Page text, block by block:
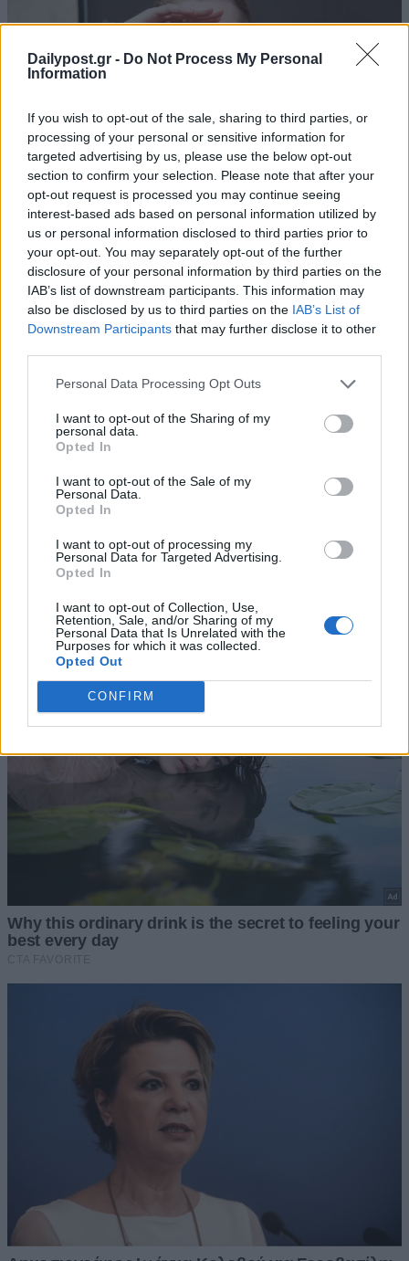
Dailypost.gr - Do Not Process My Personal
Information
If you wish to opt-out of the sale, sharing to third parties, or
processing of your personal or sensitive information for
targeted advertising by us, please use the below opt-out
section to confirm your selection. Please note that after your
opt-out request is processed you may continue seeing
interest-based ads based on personal information utilized by
us or personal information disclosed to third parties prior to
your opt-out. You may separately opt-out of the further
disclosure of your personal information by third parties on the
IAB’s list of downstream participants. This information may
also be disclosed by us to third parties on the IAB’s List of
Downstream Participants that may further disclose it to other
Personal Data Processing Opt Outs
I want to opt-out of the Sharing of my
personal data.
Opted In
I want to opt-out of the Sale of my
Personal Data.
Opted In
I want to opt-out of processing my
Personal Data for Targeted Advertising.
Opted In
I want to opt-out of Collection, Use,
Retention, Sale, and/or Sharing of my
Personal Data that Is Unrelated with the
Purposes for which it was collected.
Opted Out
CONFIRM